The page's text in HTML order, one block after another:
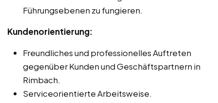
Führungsebenen zu fungieren.
Kundenorientierung:
Freundliches und professionelles Auftreten
gegenüber Kunden und Geschäftspartnern in
Rimbach.
Serviceorientierte Arbeitsweise.